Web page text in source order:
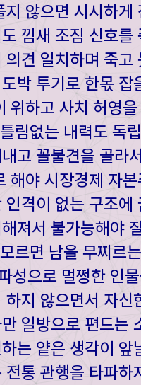
않으면 시시하
낌새 조짐 신호
견 일치하며 죽
박 투기로 한몫
하고 사치 허영
림없는 내력도 독
고 꼴불견을 골라
야 시장경제 자
격이 없는 구조
져서 불가능해야
르면 남을 무찌르
성으로 멀쩡한 인
지 않으면서 자
일방으로 편드는
는 얕은 생각이
통 관행을 타파